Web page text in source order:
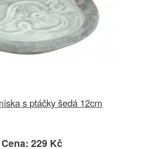
s ptáčky šedá 12cm
Cena: 229 Kč